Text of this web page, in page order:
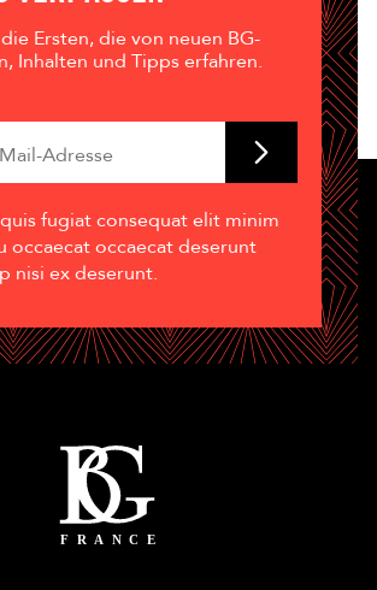
Ersten, die von neuen BG-
Inhalten und Tipps erfahren.
fugiat consequat elit minim
occaecat occaecat deserunt
nisi ex deserunt.